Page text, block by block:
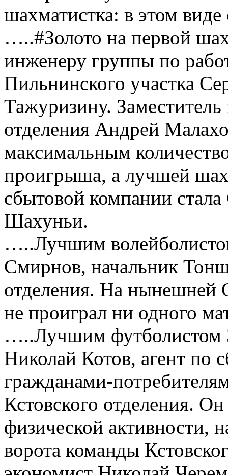
шахматистка: в этом
…..#Золото на первой
инженеру группы по
Пильнинского участка
Тажуризину.
отделения Андрей
максимальным
проигрыша, а лучшей
сбытовой компании
Шахуньи.
…..Лучшим
Смирнов, начальник
отделения. На нынешней
не проиграл ни одного
…..Лучшим футболистом
Николай Котов, агент по
гражданами-
Кстовского отделения.
физической активности,
ворота команды